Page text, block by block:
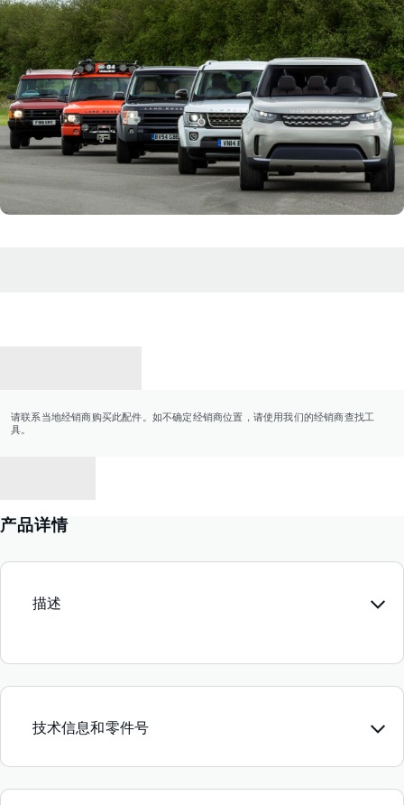
请联系当地经销商购买此配件。如不确定经销商位置，请使用我们的经销商查找工
具。
产品详情
描述
技术信息和零件号